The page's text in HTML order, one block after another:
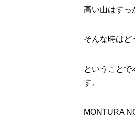
高い山はすっ
そんな時はど
ということ
す。
MONTURA